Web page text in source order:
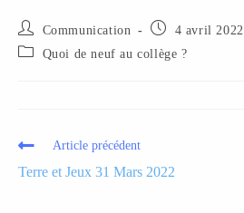
Communication
4 avril 2022
Quoi de neuf au collège ?
Article précédent
Terre et Jeux 31 Mars 2022